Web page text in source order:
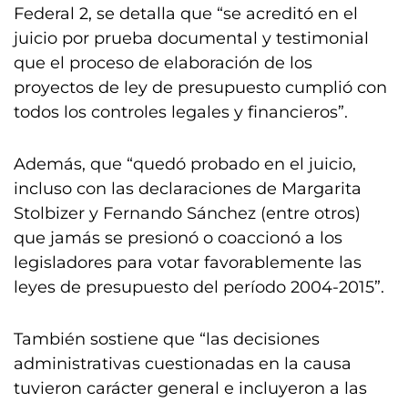
Federal 2, se detalla que “se acreditó en el
juicio por prueba documental y testimonial
que el proceso de elaboración de los
proyectos de ley de presupuesto cumplió con
todos los controles legales y financieros”.
Además, que “quedó probado en el juicio,
incluso con las declaraciones de Margarita
Stolbizer y Fernando Sánchez (entre otros)
que jamás se presionó o coaccionó a los
legisladores para votar favorablemente las
leyes de presupuesto del período 2004-2015”.
También sostiene que “las decisiones
administrativas cuestionadas en la causa
tuvieron carácter general e incluyeron a las